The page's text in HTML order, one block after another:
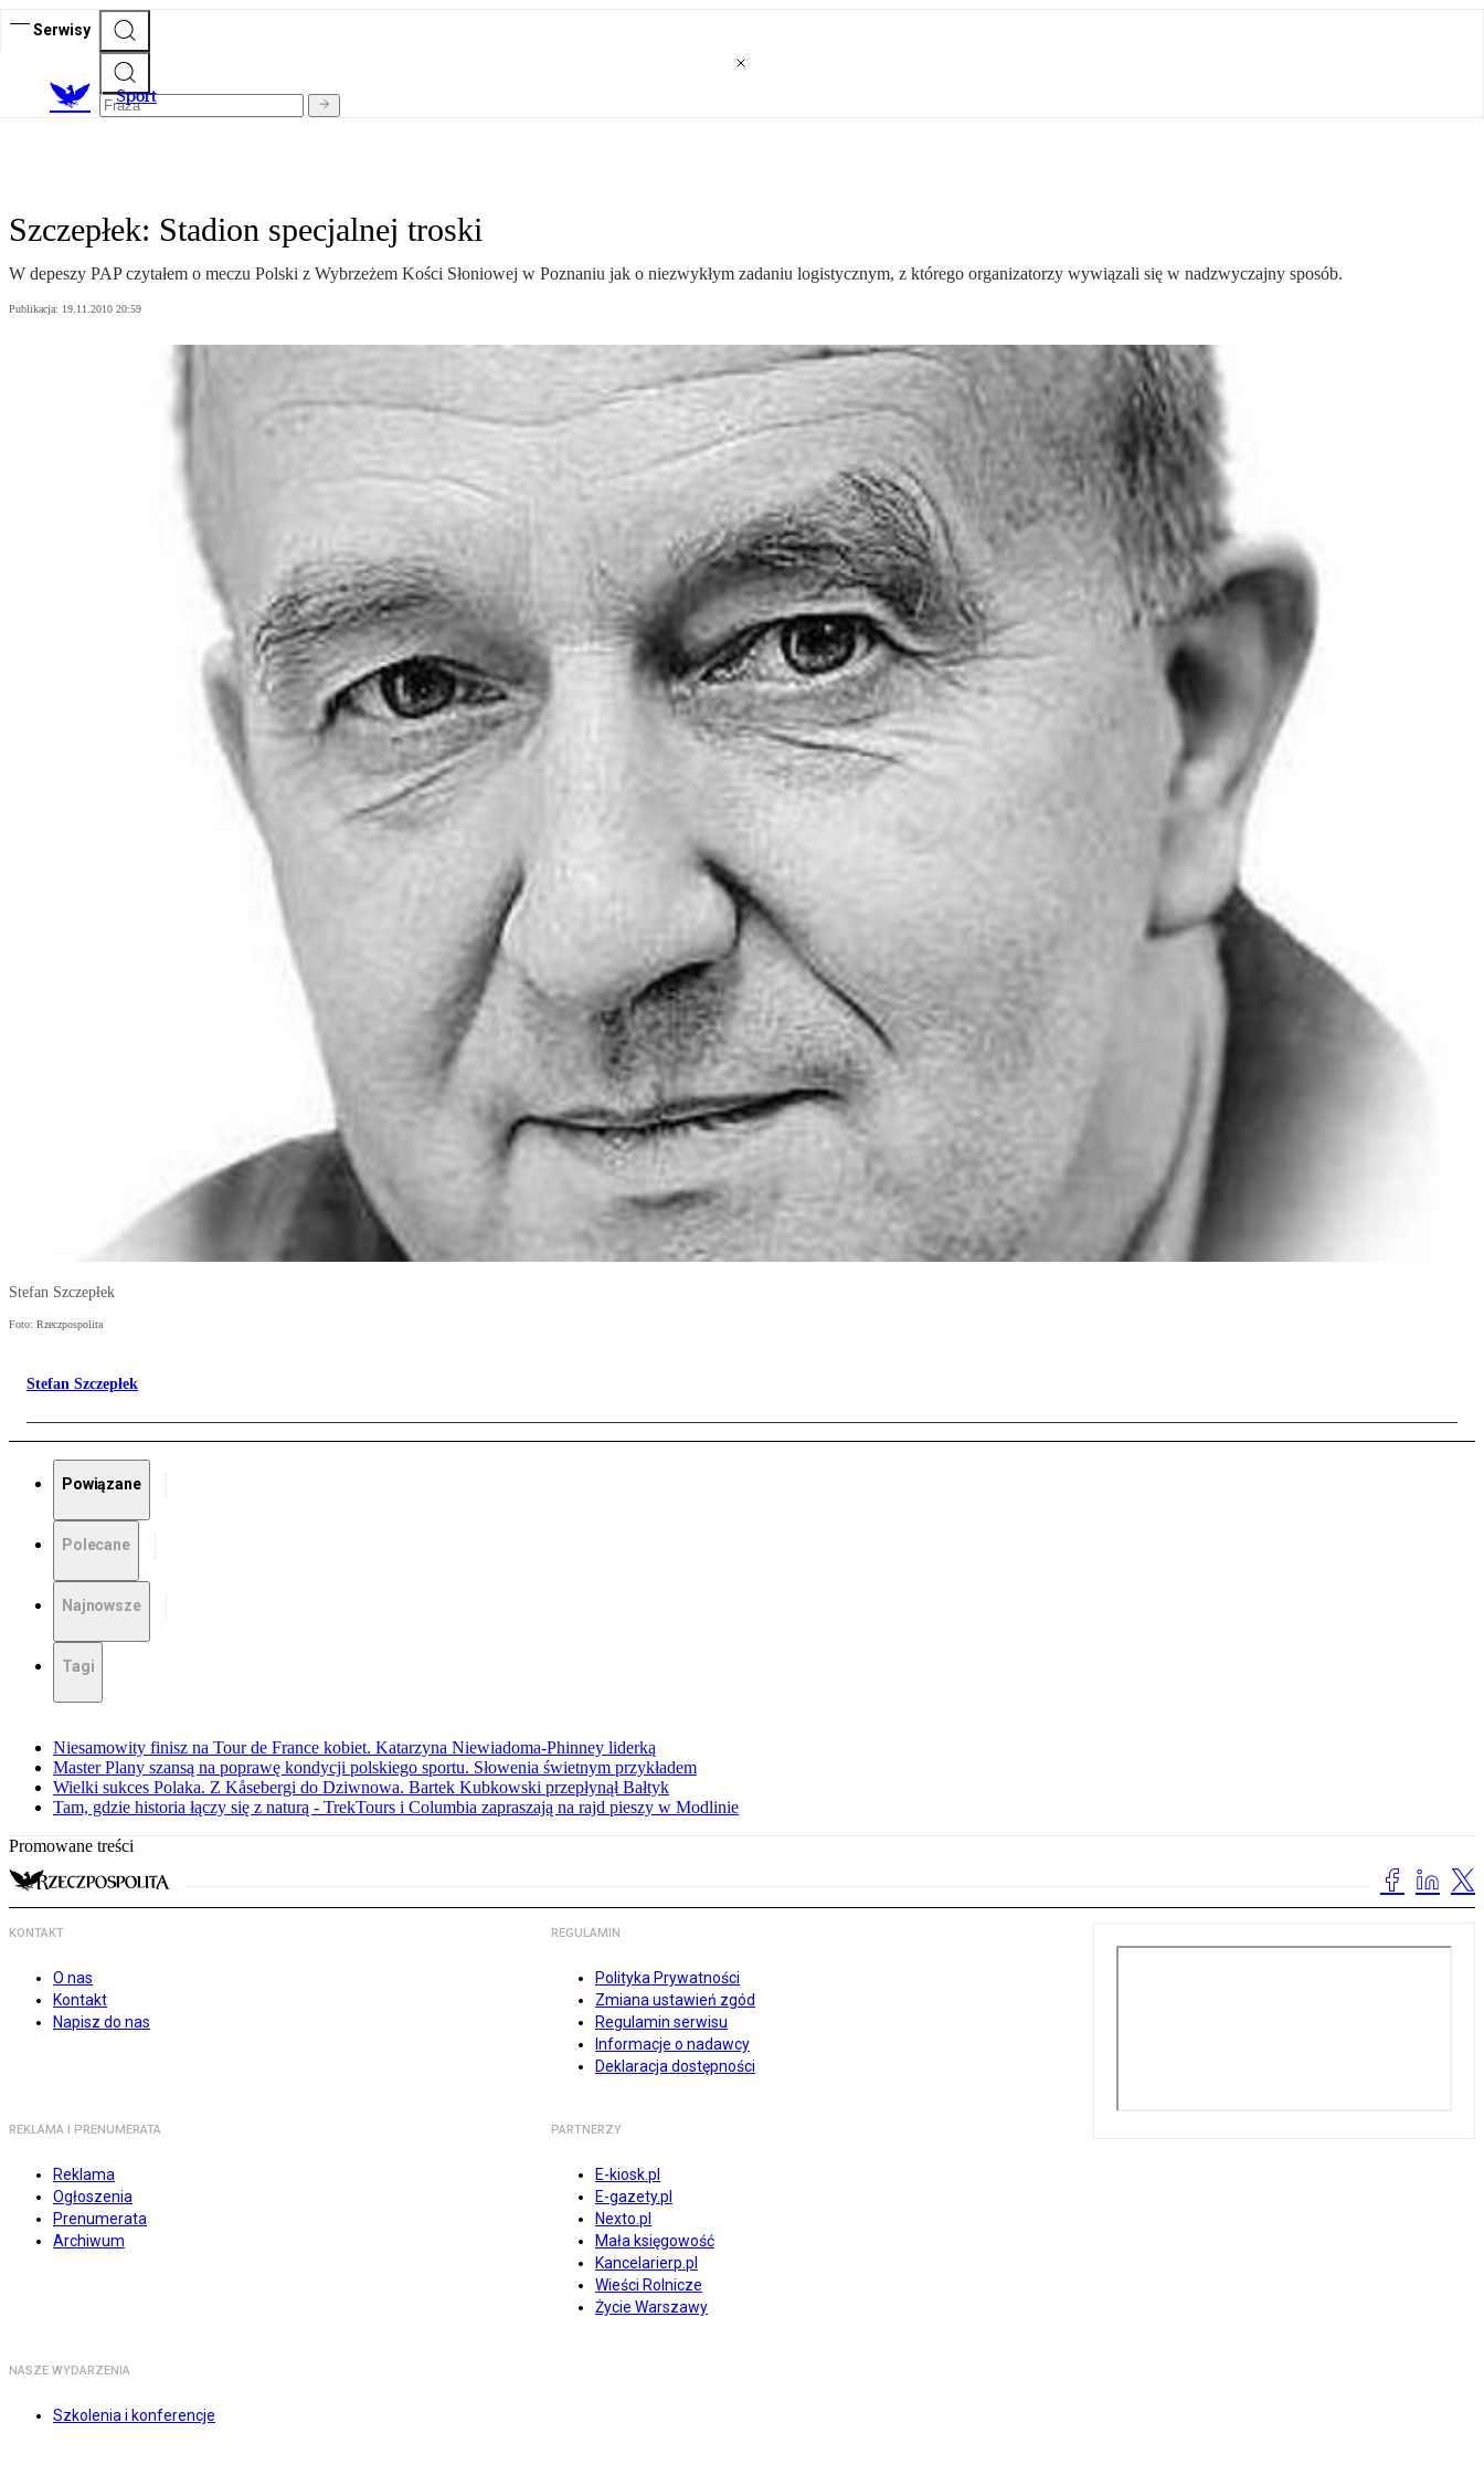
Serwisy
Sport
Szczepłek: Stadion specjalnej troski
W depeszy PAP czytałem o meczu Polski z Wybrzeżem Kości Słoniowej w Poznaniu jak o niezwykłym zadaniu logistycznym, z którego organizatorzy wywiązali się w nadzwyczajny sposób.
Publikacja: 19.11.2010 20:59
Stefan Szczepłek
Foto: Rzeczpospolita
Stefan Szczepłek
Powiązane
Polecane
Najnowsze
Tagi
Niesamowity finisz na Tour de France kobiet. Katarzyna Niewiadoma-Phinney liderką
Master Plany szansą na poprawę kondycji polskiego sportu. Słowenia świetnym przykładem
Wielki sukces Polaka. Z Kåsebergi do Dziwnowa. Bartek Kubkowski przepłynął Bałtyk
Tam, gdzie historia łączy się z naturą - TrekTours i Columbia zapraszają na rajd pieszy w Modlinie
Promowane treści
KONTAKT
O nas
Kontakt
Napisz do nas
REGULAMIN
Polityka Prywatności
Zmiana ustawień zgód
Regulamin serwisu
Informacje o nadawcy
Deklaracja dostępności
REKLAMA I PRENUMERATA
Reklama
Ogłoszenia
Prenumerata
Archiwum
PARTNERZY
E-kiosk.pl
E-gazety.pl
Nexto.pl
Mała księgowość
Kancelarierp.pl
Wieści Rolnicze
Życie Warszawy
NASZE WYDARZENIA
Szkolenia i konferencje